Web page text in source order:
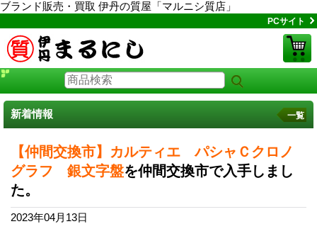
ブランド販売・買取 伊丹の質屋「マルニシ質店」
PCサイト
新着情報 一覧
【仲間交換市】カルティエ パシャＣクロノ
グラフ 銀文字盤を仲間交換市で入手しまし
た。
2023年04月13日